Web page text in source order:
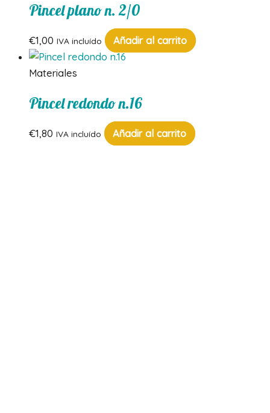
Pincel plano n. 2/0
€1,00 IVA incluído Añadir al carrito
Materiales
Pincel redondo n.16
€1,80 IVA incluído Añadir al carrito